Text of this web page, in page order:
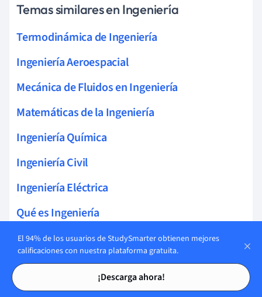
Tarjetas de estudio
Tarjetas de estudio
Temas similares en Ingeniería
Termodinámica de Ingeniería
Ingeniería Aeroespacial
Mecánica de Fluidos en Ingeniería
Matemáticas de la Ingeniería
Ingeniería Química
Ingeniería Civil
Ingeniería Eléctrica
Qué es Ingeniería
Ingeniería de diseño
Ingeniería de Materiales
Ingeniería profesional
El 94% de los usuarios de StudySmarter obtienen mejores
calificaciones con nuestra plataforma gratuita.
¡Descarga ahora!